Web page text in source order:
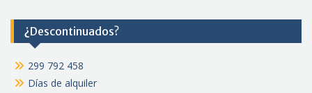
¿Descontinuados?
299 792 458
Días de alquiler